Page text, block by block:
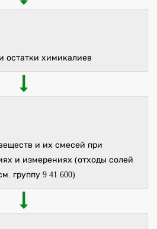
остатки химикалиев
и их смесей при
и измерениях (отходы солей
группу 9 41 600)